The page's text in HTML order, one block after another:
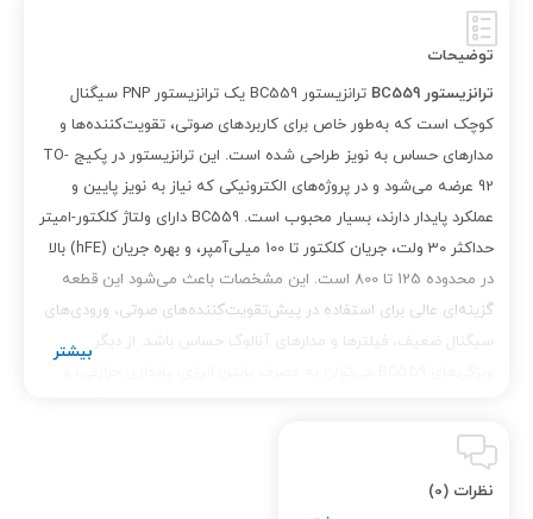
توضیحات
ترانزیستور BC559
ترانزیستور BC559 یک ترانزیستور PNP سیگنال
کوچک است که به‌طور خاص برای کاربردهای صوتی، تقویت‌کننده‌ها و
مدارهای حساس به نویز طراحی شده است. این ترانزیستور در پکیج TO-
92 عرضه می‌شود و در پروژه‌های الکترونیکی که نیاز به نویز پایین و
عملکرد پایدار دارند، بسیار محبوب است. BC559 دارای ولتاژ کلکتور-امیتر
حداکثر 30 ولت، جریان کلکتور تا 100 میلی‌آمپر، و بهره جریان (hFE) بالا
در محدوده 125 تا 800 است. این مشخصات باعث می‌شود این قطعه
گزینه‌ای عالی برای استفاده در پیش‌تقویت‌کننده‌های صوتی، ورودی‌های
سیگنال ضعیف، فیلترها و مدارهای آنالوگ حساس باشد. از دیگر
NPN) است و در بسیاری از طراحی‌های متقارن در کنار آن استفاده
نظرات (0)